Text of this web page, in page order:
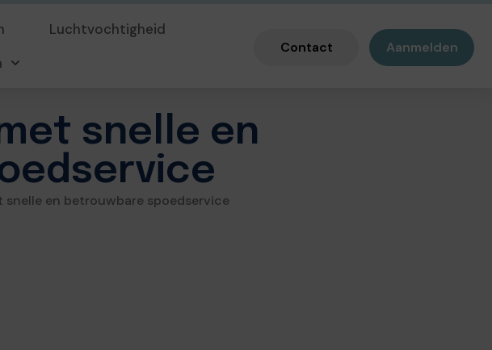
Luchtvochtigheid
Contact Aanmelden
snelle en
snelle en betrouwbare spoedservice